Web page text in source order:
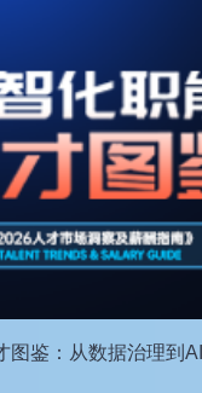
图鉴：从数据治理到